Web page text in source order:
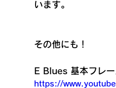
います。
その他にも！
E Blues 基本フレー
https://